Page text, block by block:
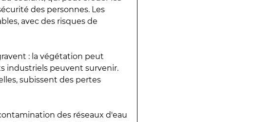
des personnes. Les
avec des risques de
: la végétation peut
industriels peuvent survenir.
subissent des pertes
des réseaux d'eau